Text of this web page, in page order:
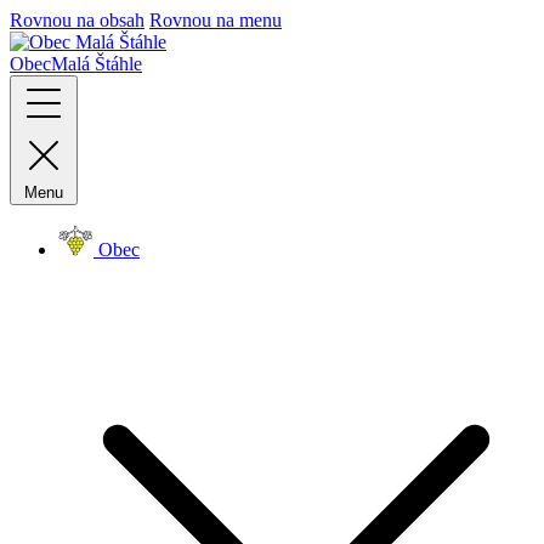
Rovnou na obsah Rovnou na menu
ObecMalá Štáhle
Menu
Obec